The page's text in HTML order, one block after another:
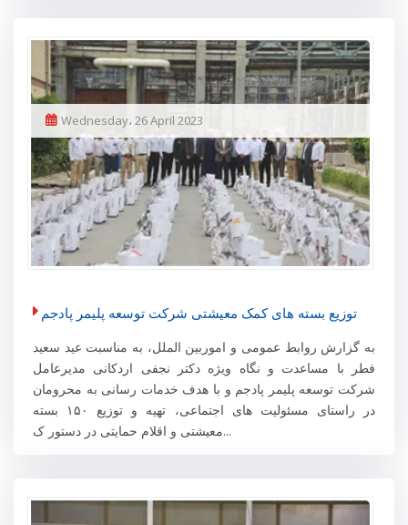
Wednesday، 26 April 2023
توزیع بسته های کمک معیشتی شرکت توسعه پلیمر پادجم
به گزارش روابط عمومی و اموربین الملل، به مناسبت عید سعید
فطر با مساعدت و نگاه ویژه دکتر نجفی اردکانی مدیرعامل
شرکت توسعه پلیمر پادجم و با هدف خدمات رسانی به محرومان
در راستای مسئولیت های اجتماعی، تهیه و توزیع ۱۵۰ بسته
معیشتی و اقلام حمایتی در دستور ک...